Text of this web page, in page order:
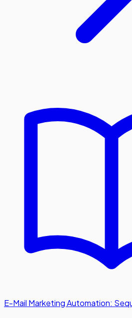
E-Mail Marketing Automation: